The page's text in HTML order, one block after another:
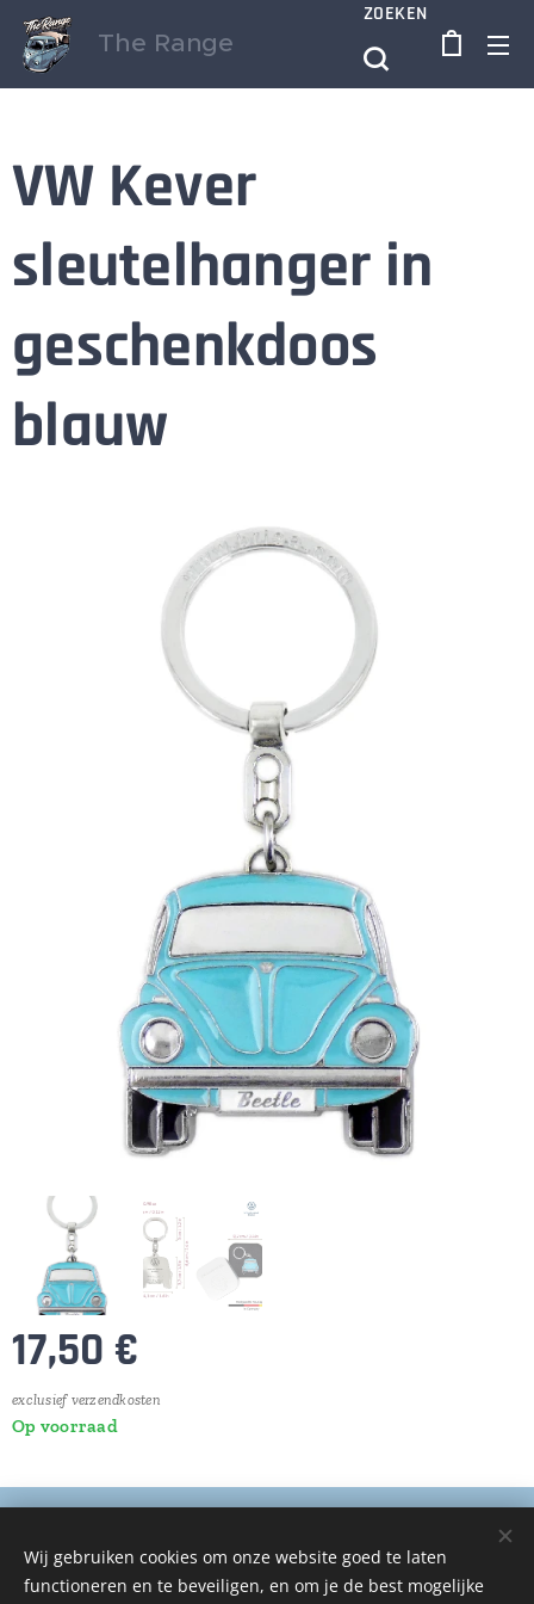
The Range
ZOEKEN
VW Kever
sleutelhanger in
geschenkdoos
blauw
17,50 €
exclusief verzendkosten
Op voorraad
De Auto Zorg
Cookies
Wij gebruiken cookies om onze website goed te laten
functioneren en te beveiligen, en om je de best mogelijke